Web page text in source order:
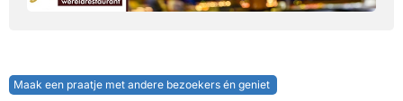
Maak een praatje met andere bezoekers én geniet